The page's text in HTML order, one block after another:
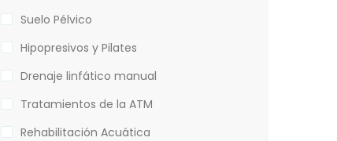
Suelo Pélvico
Hipopresivos y Pilates
Drenaje linfático manual
Tratamientos de la ATM
Rehabilitación Acuática